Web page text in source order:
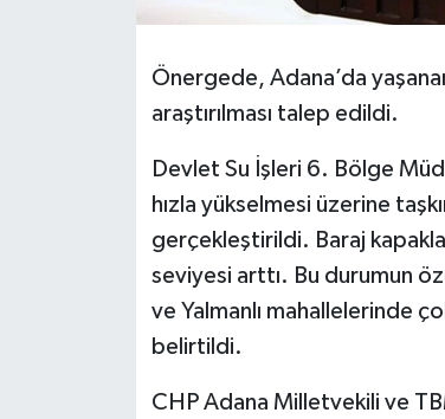
Önergede, Adana’da
araştırılması talep edildi.
Devlet Su İşleri 6. Bölge
hızla yükselmesi üzerine
gerçekleştirildi. Baraj
seviyesi arttı. Bu durumun
ve Yalmanlı mahallelerinde
belirtildi.
CHP Adana Milletvekili ve